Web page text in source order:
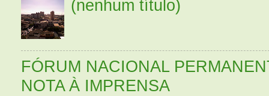
(nenhum título)
FÓRUM NACIONAL
NOTA À IMPRENSA